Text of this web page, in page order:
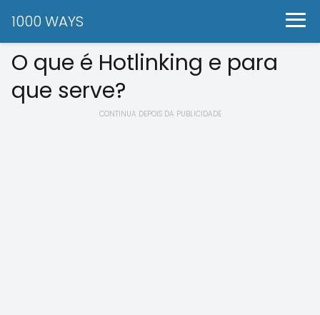
1000 WAYS
O que é Hotlinking e para
que serve?
CONTINUA DEPOIS DA PUBLICIDADE